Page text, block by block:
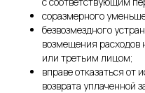
соразмерного
безвозмездного
возмещения расходов
или третьим лицом;
вправе отказаться от
возврата уплаченной